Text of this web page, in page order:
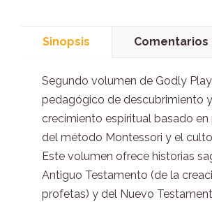
Sinopsis Comentarios
Segundo volumen de Godly
pedagógico de descubrimiento y
crecimiento espiritual basado en
del método Montessori y el
Este volumen ofrece historias
Antiguo Testamento (de la
profetas) y del Nuevo